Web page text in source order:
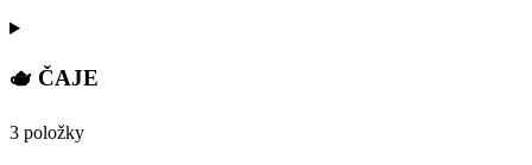
🫖 ČAJE
3 položky